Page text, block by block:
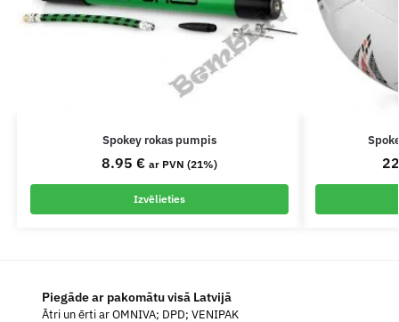
Spokey rokas pumpis
8.95 € ar PVN (21%)
Izvēlieties
Piegāde ar pakomātu visā Latvijā
Ātri un ērti ar OMNIVA; DPD; VENIPAK